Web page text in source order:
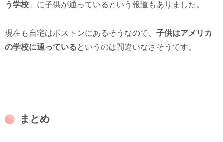
う学校 」に子供が通っているという報道もありました。
現在も自宅はボストンにあるそうなので、 子供はアメリカ
の学校に通っているというのは間違いなさそうです。
まとめ